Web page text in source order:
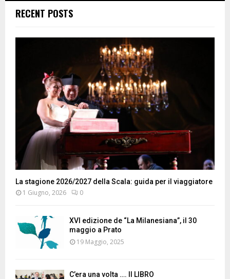
RECENT POSTS
La stagione 2026/2027 della Scala: guida per il viaggiatore
1 Giugno, 2026 0
XVI edizione de “La Milanesiana”, il 30
maggio a Prato
19 Maggio, 2025
C’era una volta …. Il LIBRO